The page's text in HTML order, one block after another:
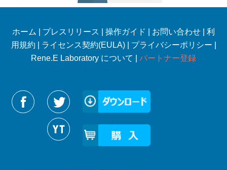
ホーム プレスリリース 操作ガイド お問い合わせ
利
用規約
ライセンス契約(EULA)| プライバシーポリシー
Rene.E Laboratory について | パートナー登録
Reneelabをフォローする